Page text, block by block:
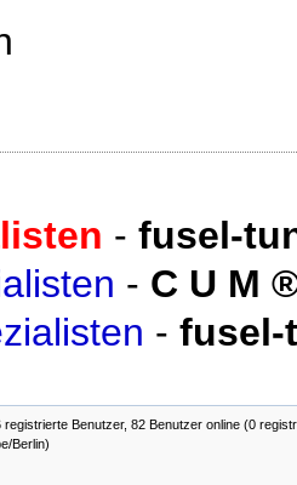
- fusel-
- C U M
- fusel-
Benutzer, 82 Benutzer online (0
Berlin)